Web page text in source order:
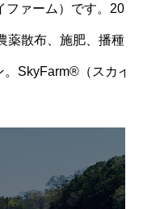
ァーム）です。
薬散布、施肥、播種
SkyFarm®（スカイ